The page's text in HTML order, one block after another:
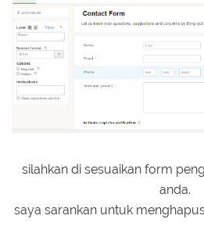
silahkan di sesuaikan form
anda.
saya sarankan untuk